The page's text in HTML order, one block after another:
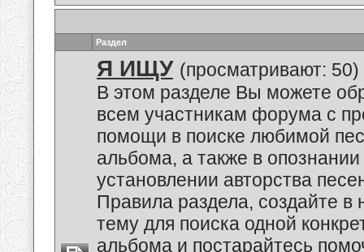
Раздел
Я ИЩУ (просматривают: 50)
В этом разделе Вы можете
всем участникам форума с
помощи в поиске любимой
альбома, а также в опознании
установлении авторства
Правила раздела, создайте в
тему для поиска одной
альбома и постарайтесь